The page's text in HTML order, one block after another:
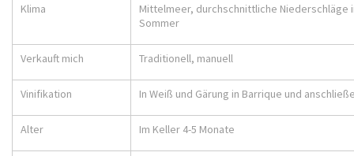
Klima
Mittelmeer, durchschnittliche Niederschläge
Sommer
Verkauft mich Traditionell, manuell
Vinifikation In Weiß und Gärung in Barrique und
Alter Im Keller 4-5 Monate